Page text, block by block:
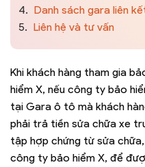
4. Danh sách gara liên
5. Liên hệ và tư vấn
Khi khách hàng tham gia
hiểm X, nếu công ty bảo
tại Gara ô tô mà khách
phải trả tiền sửa chữa xe
tập hợp chứng từ sửa
công ty bảo hiểm X, để